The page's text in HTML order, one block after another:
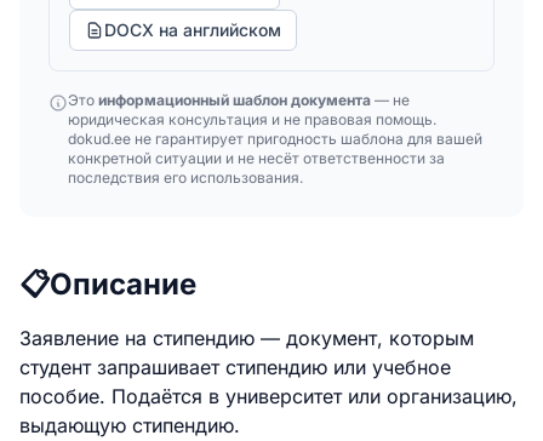
DOCX на английском
Это информационный шаблон документа — не
юридическая консультация и не правовая помощь.
dokud.ee не гарантирует пригодность шаблона для вашей
конкретной ситуации и не несёт ответственности за
последствия его использования.
📋Описание
Заявление на стипендию — документ, которым
студент запрашивает стипендию или учебное
пособие. Подаётся в университет или организацию,
выдающую стипендию.